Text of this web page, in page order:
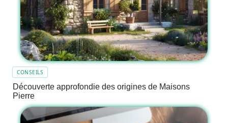
CONSEILS
Découverte approfondie des origines de Maisons
Pierre